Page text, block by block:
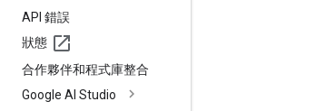
API 錯誤
狀態
合作夥伴和程式庫整合
Google AI Studio